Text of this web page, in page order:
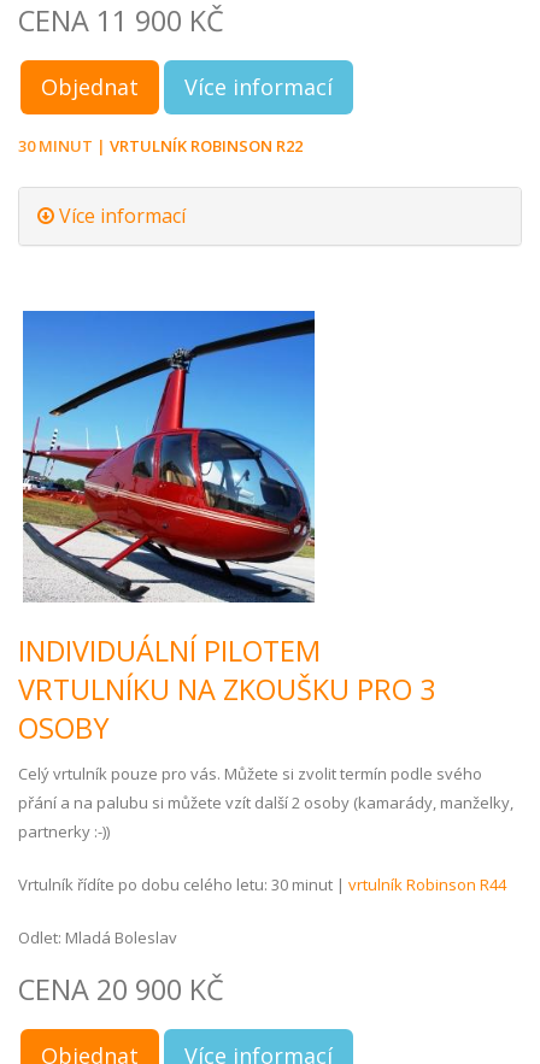
CENA 11 900 KČ
Objednat Více informací
30 MINUT | VRTULNÍK ROBINSON R22
Více informací
INDIVIDUÁLNÍ PILOTEM
VRTULNÍKU NA ZKOUŠKU PRO 3
OSOBY
Celý vrtulník pouze pro vás. Můžete si zvolit termín podle svého
přání a na palubu si můžete vzít další 2 osoby (kamarády, manželky,
partnerky :-))
Vrtulník řídíte po dobu celého letu: 30 minut | vrtulník Robinson R44
Odlet: Mladá Boleslav
CENA 20 900 KČ
Objednat Více informací